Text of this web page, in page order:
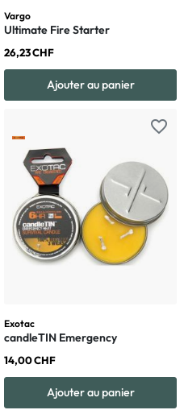
Vargo
Ultimate Fire Starter
26,23 CHF
Ajouter au panier
favorite_border
Exotac
candleTIN Emergency
14,00 CHF
Ajouter au panier